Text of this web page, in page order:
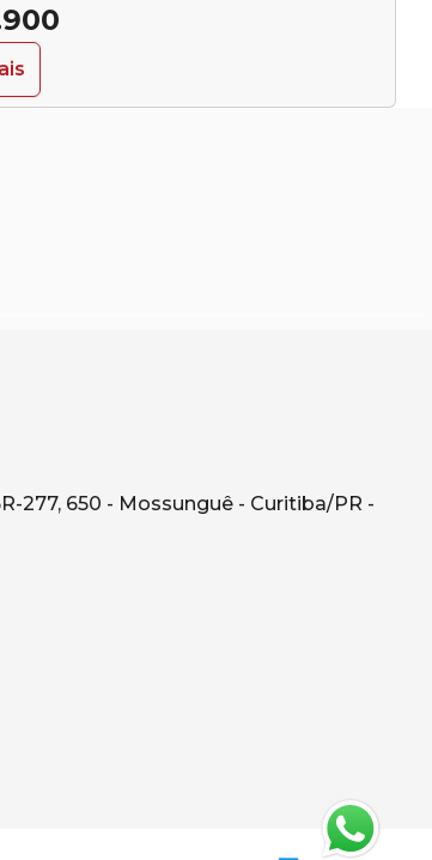
277, 650 - Mossunguê - Curitiba/PR -